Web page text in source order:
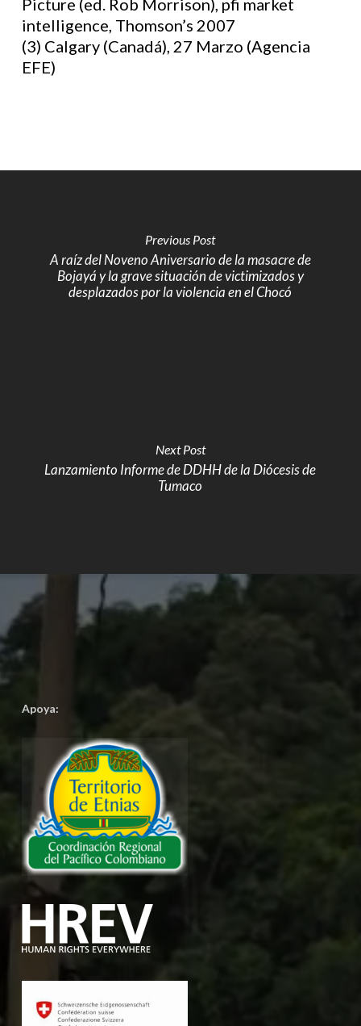
Picture (ed. Rob Morrison), pfi market
intelligence, Thomson’s 2007
(3) Calgary (Canadá), 27 Marzo (Agencia
EFE)
Previous Post
A raíz del Noveno Aniversario de la masacre de
Bojayá y la grave situación de victimizados y
desplazados por la violencia en el Chocó
Next Post
Lanzamiento Informe de DDHH de la Diócesis de
Tumaco
Apoya: